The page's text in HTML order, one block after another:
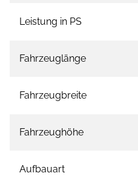
Leistung in PS
Fahrzeuglänge
Fahrzeugbreite
Fahrzeughöhe
Aufbauart